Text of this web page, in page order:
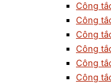
Công
Công
Công
Công
Công
Công